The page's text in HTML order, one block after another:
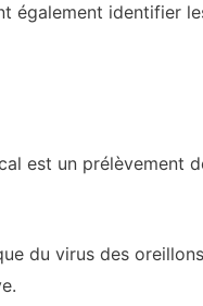
également identifier
est un prélèvement
du virus des